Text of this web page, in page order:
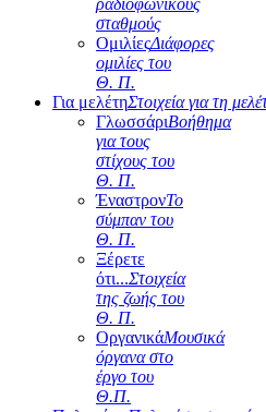
ραδιοφωνικούς
σταθμούς
ΟμιλίεςΔιάφορες
ομιλίες του
Θ. Π.
Για μελέτηΣτοιχεία για τη
ΓλωσσάριΒοήθημα
για τους
στίχους του
Θ. Π.
ΈναστρονΤο
σύμπαν του
Θ. Π.
Ξέρετε
ότι...Στοιχεία
της ζωής του
Θ. Π.
ΟργανικάΜουσικά
όργανα στο
έργο του
Θ.Π.